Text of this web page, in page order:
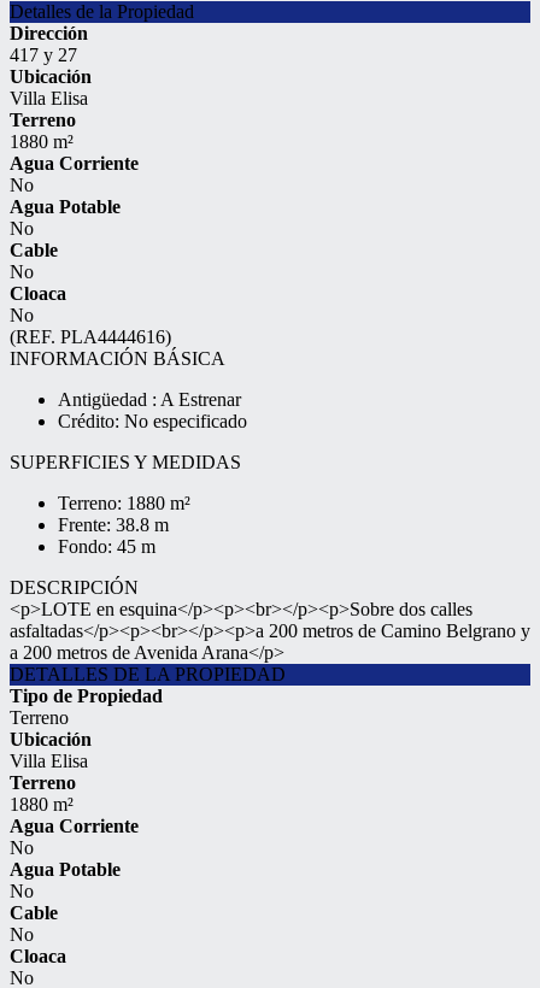
Detalles de la Propiedad
Dirección
417 y 27
Ubicación
Villa Elisa
Terreno
1880 m²
Agua Corriente
No
Agua Potable
No
Cable
No
Cloaca
No
(REF. PLA4444616)
INFORMACIÓN BÁSICA
Antigüedad : A Estrenar
Crédito: No especificado
SUPERFICIES Y MEDIDAS
Terreno: 1880 m²
Frente: 38.8 m
Fondo: 45 m
DESCRIPCIÓN
<p>LOTE en esquina</p><p><br></p><p>Sobre dos calles
asfaltadas</p><p><br></p><p>a 200 metros de Camino Belgrano y
a 200 metros de Avenida Arana</p>
DETALLES DE LA PROPIEDAD
Tipo de Propiedad
Terreno
Ubicación
Villa Elisa
Terreno
1880 m²
Agua Corriente
No
Agua Potable
No
Cable
No
Cloaca
No